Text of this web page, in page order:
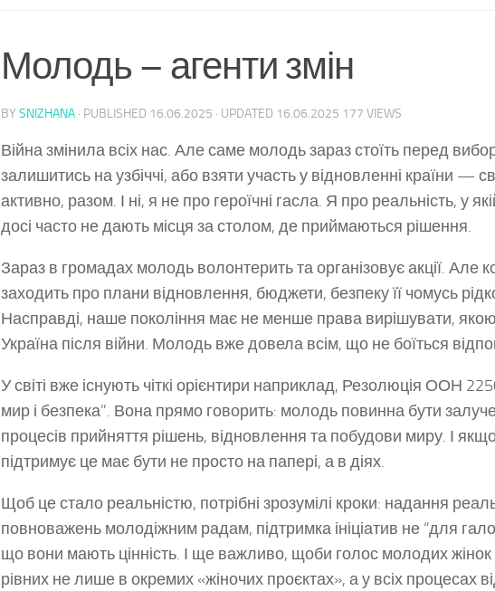
Молодь – агенти змін
BY SNIZHANA · PUBLISHED 16.06.2025 · UPDATED 16.06.2025 177 VIEWS
Війна змінила всіх нас. Але саме молодь зараз стоїть перед
залишитись на узбіччі, або взяти участь у відновленні країни —
активно, разом. І ні, я не про героїчні гасла. Я про реальність, у
досі часто не дають місця за столом, де приймаються рішення.
Зараз в громадах молодь волонтерить та організовує акції. Але
заходить про плани відновлення, бюджети, безпеку її чомусь
Насправді, наше покоління має не менше права вирішувати,
Україна після війни. Молодь вже довела всім, що не боїться
У світі вже існують чіткі орієнтири наприклад, Резолюція ООН
мир і безпека”. Вона прямо говорить: молодь повинна бути
процесів прийняття рішень, відновлення та побудови миру. І якщо
підтримує це має бути не просто на папері, а в діях.
Щоб це стало реальністю, потрібні зрозумілі кроки: надання
повноважень молодіжним радам, підтримка ініціатив не “для
що вони мають цінність. І ще важливо, щоби голос молодих жінок
рівних не лише в окремих «жіночих проєктах», а у всіх процесах